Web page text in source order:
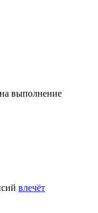
выполнение
влечёт